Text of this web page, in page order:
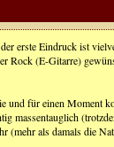
erste Eindruck ist
(E-Gitarre)
für einen Moment
massentauglich
(mehr als damals die